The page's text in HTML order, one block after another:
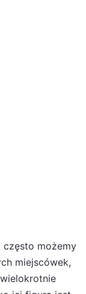
często możemy
miejscówek,